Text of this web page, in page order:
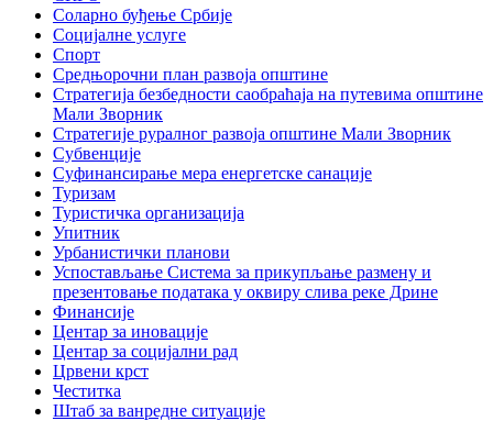
Соларно буђење Србије
Социјалне услуге
Спорт
Средњорочни план развоја општине
Стратегија безбедности саобраћаја на путевима општине
Мали Зворник
Стратегије руралног развоја општине Мали Зворник
Субвенције
Суфинансирање мера енергетске санације
Туризам
Туристичка организација
Упитник
Урбанистички планови
Успостављање Система за прикупљање размену и
презентовање података у оквиру слива реке Дрине
Финансије
Центар за иновације
Центар за социјални рад
Црвени крст
Честитка
Штаб за ванредне ситуације